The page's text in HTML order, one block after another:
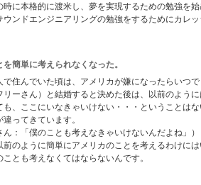
時に本格的に渡米し、夢を実現するための勉強を
ウンドエンジニアリングの勉強をするためにカレ
簡単に考えられなくなった。
で住んでいた頃は、アメリカが嫌になったらいつ
リーさん）と結婚すると決めた後は、以前のよう
も、ここにいなきゃいけない・・・ということは
違ってきています。
ん：「僕のことも考えなきゃいけないんだよね
前のように簡単にアメリカのことを考えるわけに
とも考えなくてはならないんです。